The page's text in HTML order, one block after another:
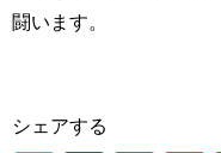
闘います。
シェアする